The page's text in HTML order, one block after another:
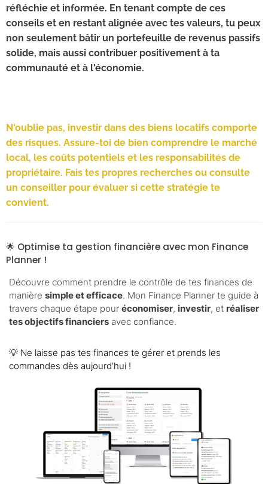
réfléchie et informée. En tenant compte de ces
conseils et en restant alignée avec tes valeurs, tu peux
non seulement bâtir un portefeuille de revenus passifs
solide, mais aussi contribuer positivement à ta
communauté et à l'économie.
N'oublie pas, investir dans des biens locatifs comporte
des risques. Assure-toi de bien comprendre le marché
local, les coûts potentiels et les responsabilités de
propriétaire. Fais tes propres recherches ou consulte
un conseiller pour évaluer si cette stratégie te
convient.
🌟 Optimise ta gestion financière avec mon Finance
Planner !
Découvre comment prendre le contrôle de tes finances de
manière simple et efficace. Mon Finance Planner te guide à
travers chaque étape pour économiser, investir, et réaliser
tes objectifs financiers avec confiance.
💡 Ne laisse pas tes finances te gérer et prends les
commandes dès aujourd’hui !